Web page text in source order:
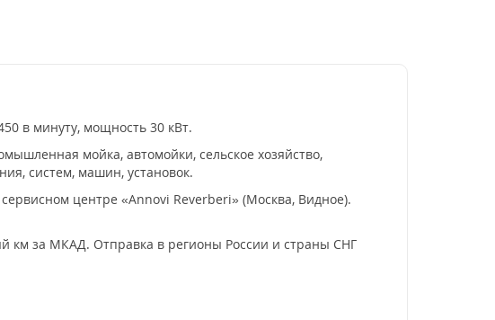
в минуту, мощность 30 кВт.
мойка, автомойки, сельское хозяйство,
систем, машин, установок.
центре «Annovi Reverberi» (Москва, Видное).
км за МКАД. Отправка в регионы России и страны СНГ